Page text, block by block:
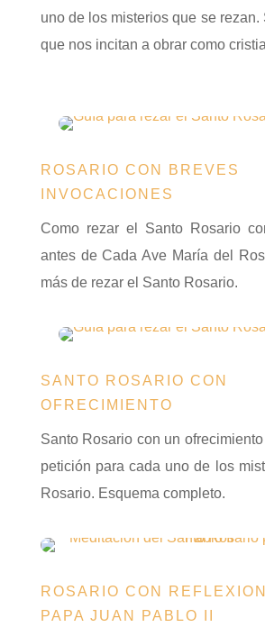
uno de los misterios que se rezan.
que nos incitan a obrar como
ROSARIO CON BREVES
INVOCACIONES
Como rezar el Santo Rosario
antes de Cada Ave María del
más de rezar el Santo Rosario.
SANTO ROSARIO CON
OFRECIMIENTO
Santo Rosario con un
petición para cada uno de los
Rosario. Esquema completo.
ROSARIO CON
PAPA JUAN PABLO II